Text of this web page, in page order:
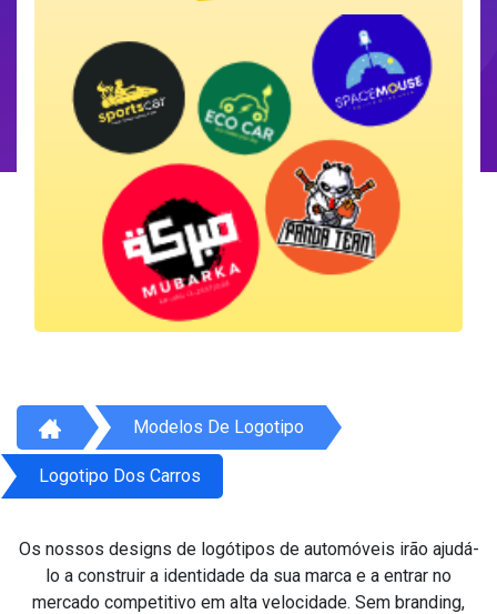
Modelos De Logotipo
Logotipo Dos Carros
Os nossos designs de logótipos de automóveis irão ajudá-
lo a construir a identidade da sua marca e a entrar no
mercado competitivo em alta velocidade. Sem branding,